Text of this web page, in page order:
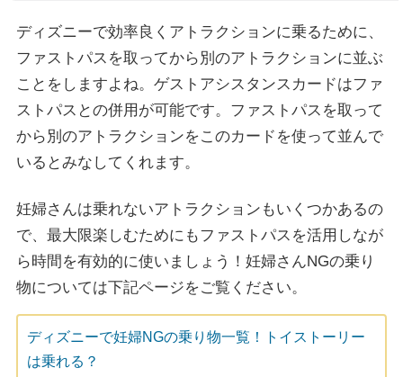
ディズニーで効率良くアトラクションに乗るために、
ファストパスを取ってから別のアトラクションに並ぶ
ことをしますよね。ゲストアシスタンスカードはファ
ストパスとの併用が可能です。ファストパスを取って
から別のアトラクションをこのカードを使って並んで
いるとみなしてくれます。
妊婦さんは乗れないアトラクションもいくつかあるの
で、最大限楽しむためにもファストパスを活用しなが
ら時間を有効的に使いましょう！妊婦さんNGの乗り
物については下記ページをご覧ください。
ディズニーで妊婦NGの乗り物一覧！トイストーリー
は乗れる？